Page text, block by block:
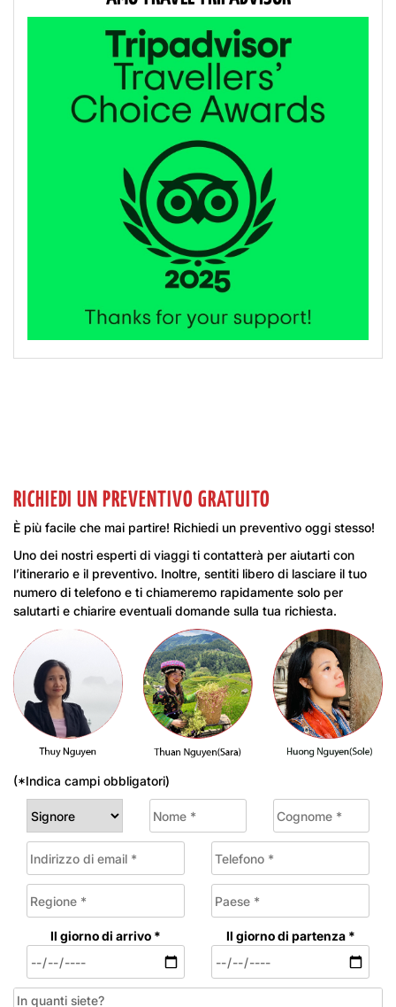
RICHIEDI UN PREVENTIVO GRATUITO
È più facile che mai partire! Richiedi un preventivo oggi stesso!
Uno dei nostri esperti di viaggi ti contatterà per aiutarti con
l’itinerario e il preventivo. Inoltre, sentiti libero di lasciare il tuo
numero di telefono e ti chiameremo rapidamente solo per
salutarti e chiarire eventuali domande sulla tua richiesta.
(*Indica campi obbligatori)
Il giorno di arrivo * Il giorno di partenza *